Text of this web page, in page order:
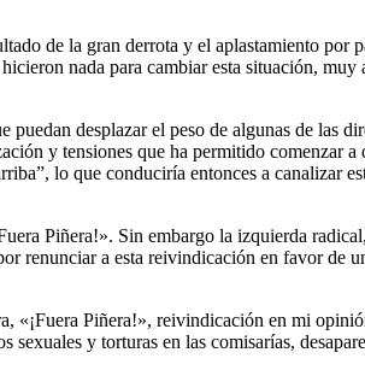
de la gran derrota y el aplastamiento por
nada para cambiar esta situación,
desplazar el peso de algunas de las
y tensiones que ha permitido comenzar
lo que conduciría entonces a canalizar
Piñera!». Sin embargo la izquierda
a esta reivindicación en favor de
Piñera!», reivindicación en mi
sexuales y torturas en las comisarías,